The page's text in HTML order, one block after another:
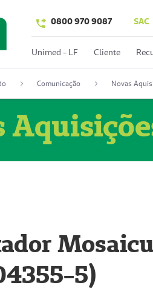
0800 970 9087 SAC
Unimed - LF Cliente
Comunicação Novas
5)